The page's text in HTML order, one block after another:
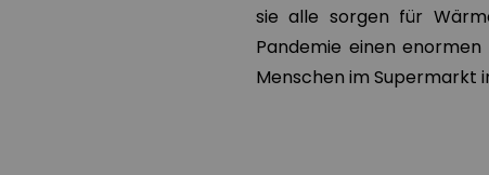
sie alle sorgen für
Pandemie einen
Menschen im Supermarkt